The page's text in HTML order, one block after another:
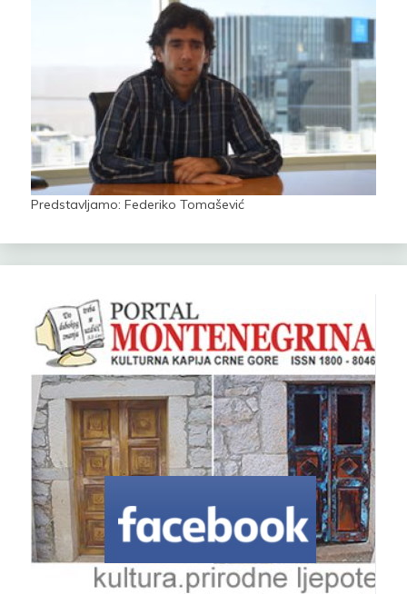
Predstavljamo: Federiko Tomašević